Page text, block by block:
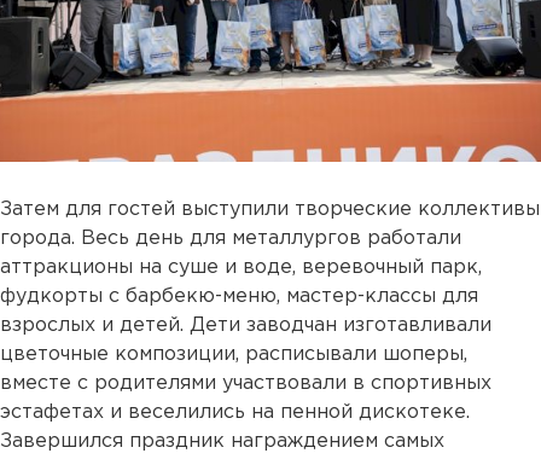
Затем для гостей выступили творческие коллективы
города. Весь день для металлургов работали
аттракционы на суше и воде, веревочный парк,
фудкорты с барбекю-меню, мастер-классы для
взрослых и детей. Дети заводчан изготавливали
цветочные композиции, расписывали шоперы,
вместе с родителями участвовали в спортивных
эстафетах и веселились на пенной дискотеке.
Завершился праздник награждением самых